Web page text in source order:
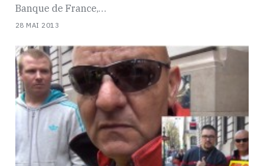
Banque de France,…
28 MAI 2013